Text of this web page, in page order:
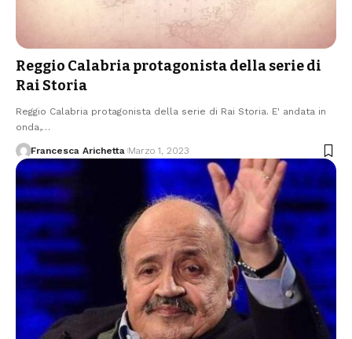
Reggio Calabria protagonista della serie di
Rai Storia
Reggio Calabria protagonista della serie di Rai Storia. E' andata in
onda,…
Francesca Arichetta Marzo 1, 2023